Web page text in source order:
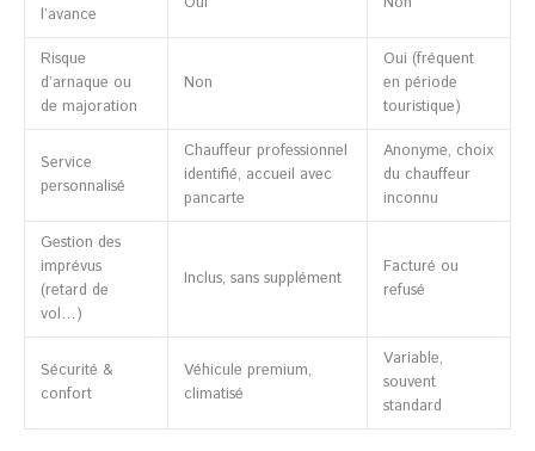
l’avance
Risque
d’arnaque ou
de majoration
Non
Oui (fréquent
en période
touristique)
Service
personnalisé
Chauffeur professionnel
identifié, accueil avec
pancarte
Anonyme, choix
du chauffeur
inconnu
Gestion des
imprévus
(retard de
vol…)
Inclus, sans supplément
Facturé ou
refusé
Sécurité &
confort
Véhicule premium,
climatisé
Variable,
souvent
standard